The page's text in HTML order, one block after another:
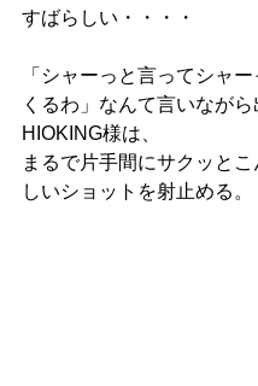
すばらしい・・・・
「シャーっと言ってシャ
くるわ」なんて言いながら
HIOKING様は、
まるで片手間にサクッとこ
しいショットを射止める。